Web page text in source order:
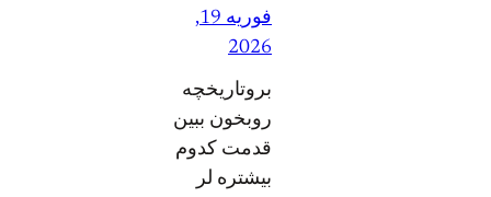
فوریه 19,
2026
بروتاریخچه
روبخون ببین
قدمت کدوم
بیشتره لر